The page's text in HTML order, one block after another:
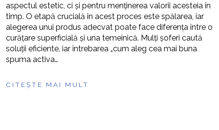
aspectul estetic, ci și pentru menținerea valorii acesteia în
timp. O etapă crucială în acest proces este spălarea, iar
alegerea unui produs adecvat poate face diferența între o
curățare superficială și una temeinică. Mulți șoferi caută
soluții eficiente, iar întrebarea „cum aleg cea mai buna
spuma activa…
CITEȘTE MAI MULT